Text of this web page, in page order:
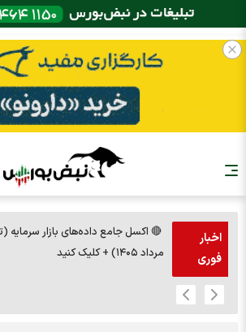
اخبار
فوری
مرداد ۱۴۰۵) + کلیک کنید